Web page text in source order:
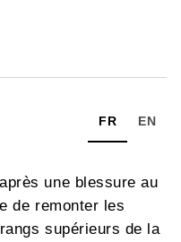
FR EN
une blessure au
de remonter les
supérieurs de la